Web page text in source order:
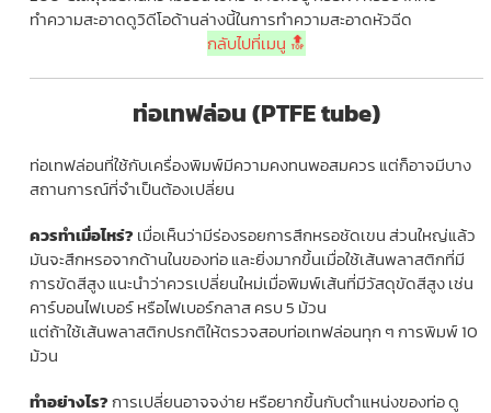
ทำความสะอาดดูวิดีโอด้านล่างนี้ในการทำความสะอาดหัวฉีด
กลับไปที่เมนู 🔝
ท่อเทฟล่อน (PTFE tube)
ท่อเทฟล่อนที่ใช้กับเครื่องพิมพ์มีความคงทนพอสมควร แต่ก็อาจมีบาง
สถานการณ์ที่จำเป็นต้องเปลี่ยน
ควรทำเมื่อไหร่? เมื่อเห็นว่ามีร่องรอยการสึกหรอชัดเขน ส่วนใหญ่แล้ว
มันจะสึกหรอจากด้านในของท่อ และยิ่งมากขึ้นเมื่อใช้เส้นพลาสติกที่มี
การขัดสีสูง แนะนำว่าควรเปลี่ยนใหม่เมื่อพิมพ์เส้นที่มีวัสดุขัดสีสูง เช่น
คาร์บอนไฟเบอร์ หรือไฟเบอร์กลาส ครบ 5 ม้วน
แต่ถ้าใช้เส้นพลาสติกปรกติให้ตรวจสอบท่อเทฟล่อนทุก ๆ การพิมพ์ 10
ม้วน
ทำอย่างไร?การเปลี่ยนอาจจง่าย หรือยากขึ้นกับตำแหน่งของท่อ ดู